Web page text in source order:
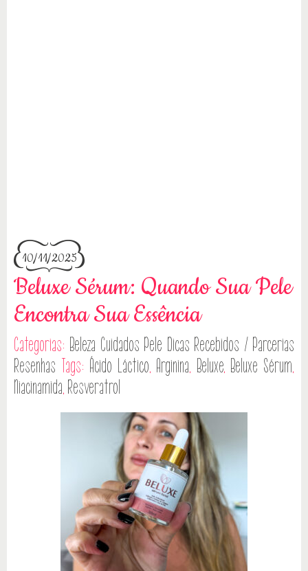
10/11/2025
Beluxe Sérum: Quando Sua Pele
Encontra Sua Essência
Categorias: Beleza Cuidados Pele Dicas Recebidos / Parcerias
Resenhas Tags: Ácido Láctico, Arginina, Beluxe, Beluxe Sérum,
Niacinamida, Resveratrol